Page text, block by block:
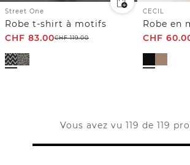
Street One
Robe t-shirt à motifs
CHF 83.00CHF119.00
CECIL
Robe en
CHF
Vous avez vu 119 de 119